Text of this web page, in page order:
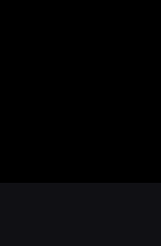
Aut officiis
tempora